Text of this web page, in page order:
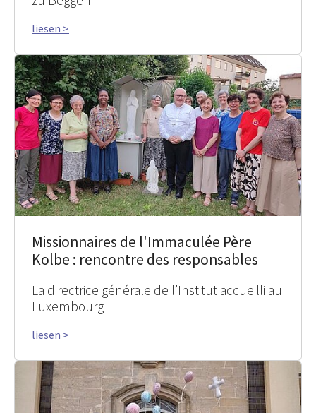
liesen >
Missionnaires de l'Immaculée Père
Kolbe : rencontre des responsables
La directrice générale de l’Institut accueilli au
Luxembourg
liesen >